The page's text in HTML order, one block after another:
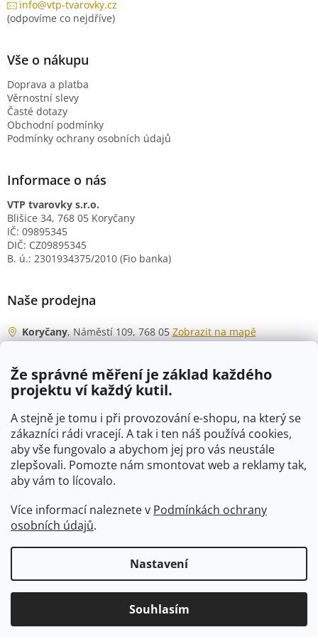
Že správné měření je základ každého
projektu ví každý kutil.
A stejně je tomu i při provozování e-shopu, na který se
zákazníci rádi vracejí. A tak i ten náš používá cookies,
aby vše fungovalo a abychom jej pro vás neustále
zlepšovali. Pomozte nám smontovat web a reklamy tak,
aby vám to lícovalo.
Více informací naleznete v Podmínkách ochrany
osobních údajů.
Nastavení
Souhlasím
info@vtp-tvarovky.cz
(odpovíme co nejdříve)
Vše o nákupu
Doprava a platba
Věrnostní slevy
Časté dotazy
Obchodní podmínky
Podmínky ochrany osobních údajů
Informace o nás
VTP tvarovky s.r.o.
Blišice 34, 768 05 Koryčany
IČ: 09895345
DIČ: CZ09895345
B. ú.: 2301934375/2010 (Fio banka)
Naše prodejna
Koryčany, Náměstí 109, 768 05Zobrazit na mapě
Po - Čt
06:00 - 07:00
07:30 - 15:30
Pá
06:00 - 07:00
07:30 - 15:00
So
07:00 - 10:00
Ne
zavřeno
Copyright 2026VTP-tvarovky.cz. Všechna práva vyhrazena.
Upravit nastavení cookies